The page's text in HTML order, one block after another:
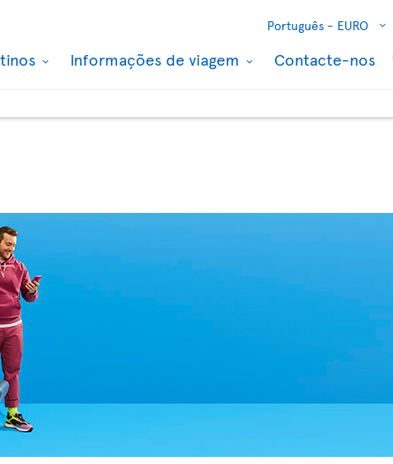
Português - EURO
Informações de viagem Contacte-nos